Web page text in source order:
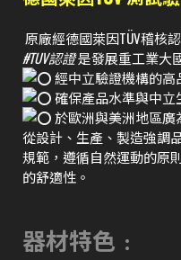
原廠經德國萊因TÜV稽核
#TUV認證是發展重工業大
經中立驗證機構的高
確保產品水準與中
於歐洲與美洲地區廣
從設計、生產、製造強調
規範，遵循自然運動的原
的舒適性。
器材特色﹕